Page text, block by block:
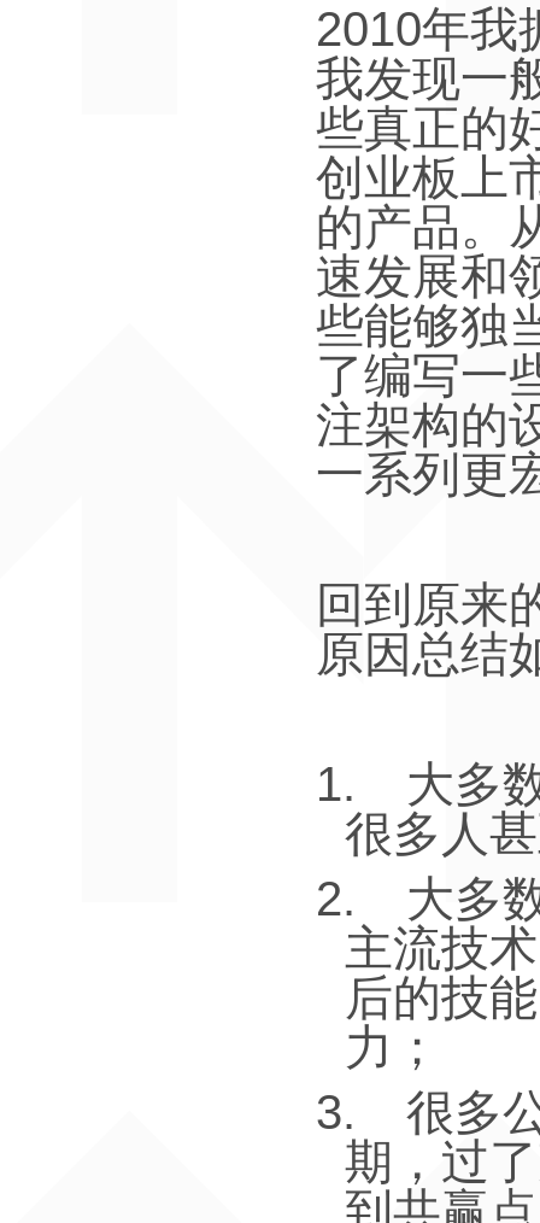
2010年我
我发现一
些真正的
创业板上
的产品。
速发展和
些能够独
了编写一
注架构的
一系列更
回到原来
原因总结
1.
大多
很多人
2.
大多
主流技
后的技
力；
3.
很多
期，过
到共赢